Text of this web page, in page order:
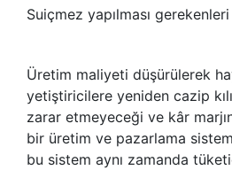
Suiçmez yapılması
Üretim maliyeti düşürülerek
yetiştiricilere yeniden cazip
zarar etmeyeceği ve kâr
bir üretim ve pazarlama
bu sistem aynı zamanda